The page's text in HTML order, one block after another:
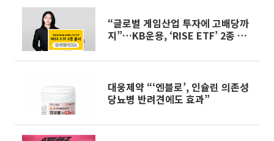
“글로벌 게임산업 투자에 고배당까
지”…KB운용, ‘RISE ETF’ 2종 동
대웅제약 “‘엔블로’, 인슐린 의존성
당뇨병 반려견에도 효과”